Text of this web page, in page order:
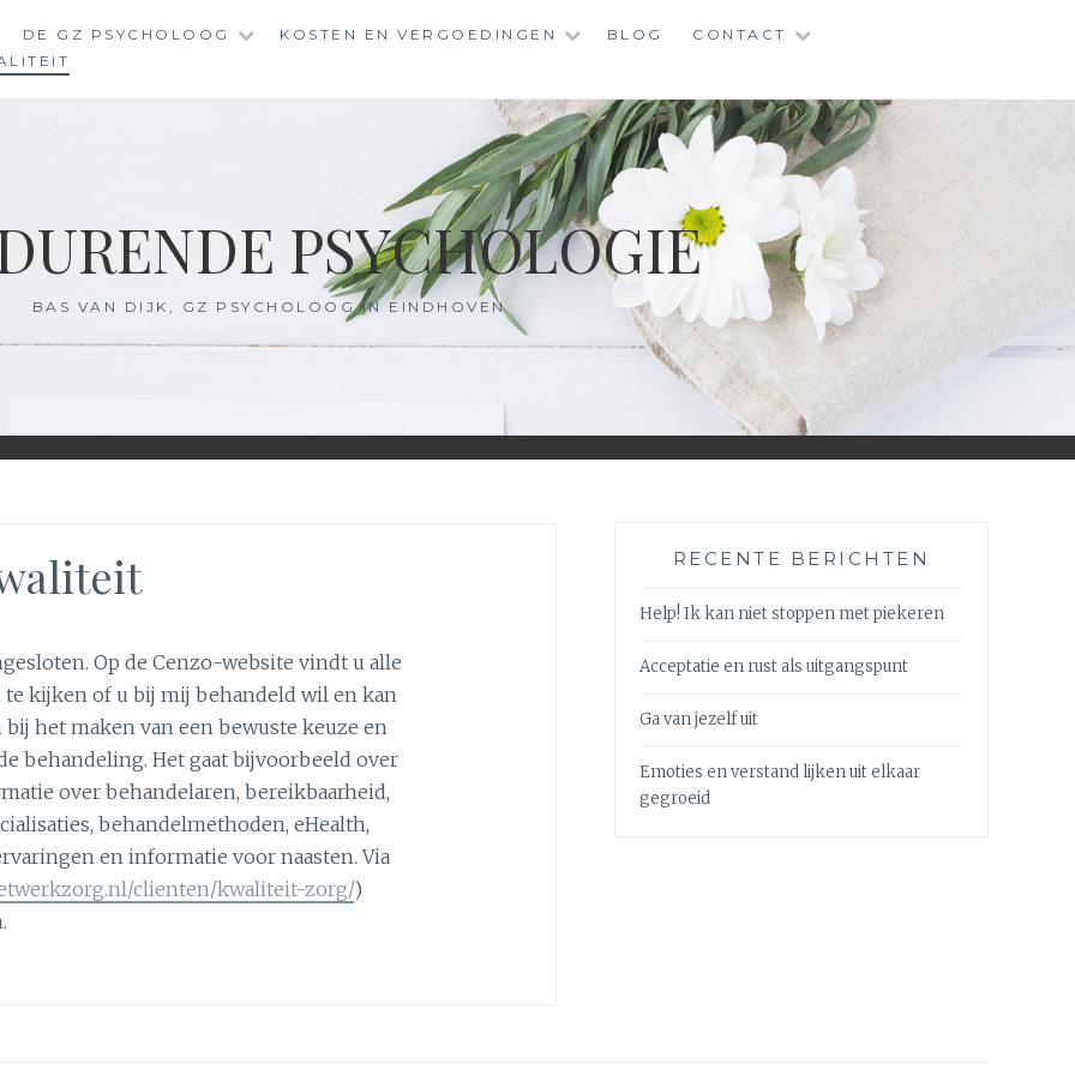
DE GZ PSYCHOLOOG KOSTEN EN VERGOEDINGEN BLOG
CONTACT
PSYCHOLOGIE
BAS VAN DIJK, GZ PSYCHOLOOG IN EINDHOVEN
Op de Cenzo-website vindt u alle
kijken of u bij mij behandeld wil en kan
het maken van een bewuste keuze en
behandeling. Het gaat bijvoorbeeld over
over behandelaren, bereikbaarheid,
behandelmethoden, eHealth,
en informatie voor naasten. Via
clienten/kwaliteit-zorg/)
RECENTE BERICHTEN
Help! Ik kan niet stoppen met piekeren
Acceptatie en rust als uitgangspunt
Ga van jezelf uit
Emoties en verstand lijken uit elkaar
gegroeid